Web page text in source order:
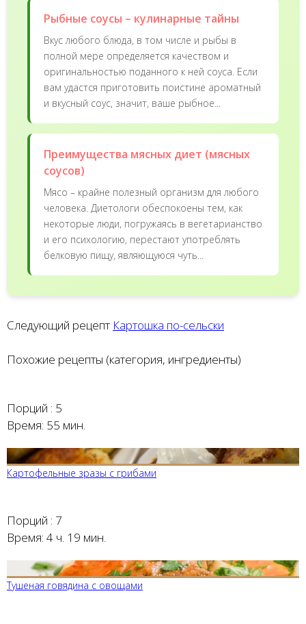
Рыбные соусы – кулинарные тайны
Вкус любого блюда, в том числе и рыбы в
полной мере определяется качеством и
оригинальностью поданного к ней соуса. Если
вам удастся приготовить поистине ароматный
и вкусный соус, значит, ваше рыбное...
Преимущества мясных диет (мясных
соусов)
Мясо – крайне полезный организм для любого
человека. Диетологи обеспокоены тем, как
некоторые люди, погружаясь в вегетарианство
и его психологию, перестают употреблять
белковую пищу, являющуюся чуть...
Следующий рецепт Картошка по-сельски
Похожие рецепты (категория, ингредиенты)
Порций : 5
Время: 55 мин.
Картофельные зразы с грибами
Порций : 7
Время: 4 ч. 19 мин.
Тушеная говядина с овощами